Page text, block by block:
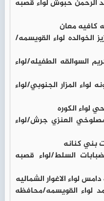
الرحمن حبوش لواء قصبه
الخوالده لواء القويسمه/
السوالقه الطفيله/لواء
لواء المزار الجنوبي/لواء
العنزي جرش/لواء
السلط/لواء قصبه
لواء القويسمه/محافظه